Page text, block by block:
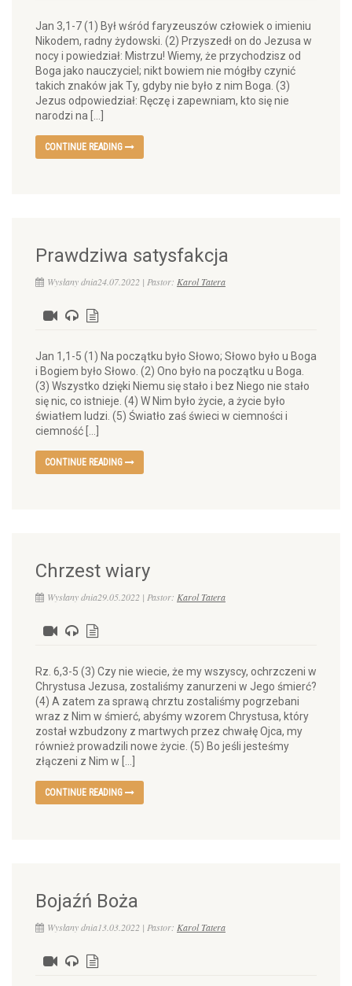
Jan 3,1-7 (1) Był wśród faryzeuszów człowiek o imieniu
Nikodem, radny żydowski. (2) Przyszedł on do Jezusa w
nocy i powiedział: Mistrzu! Wiemy, że przychodzisz od
Boga jako nauczyciel; nikt bowiem nie mógłby czynić
takich znaków jak Ty, gdyby nie było z nim Boga. (3)
Jezus odpowiedział: Ręczę i zapewniam, kto się nie
narodzi na […]
CONTINUE READING
Prawdziwa satysfakcja
Wysłany dnia24.07.2022 | Pastor: Karol Tatera
Jan 1,1-5 (1) Na początku było Słowo; Słowo było u Boga
i Bogiem było Słowo. (2) Ono było na początku u Boga.
(3) Wszystko dzięki Niemu się stało i bez Niego nie stało
się nic, co istnieje. (4) W Nim było życie, a życie było
światłem ludzi. (5) Światło zaś świeci w ciemności i
ciemność […]
CONTINUE READING
Chrzest wiary
Wysłany dnia29.05.2022 | Pastor: Karol Tatera
Rz. 6,3-5 (3) Czy nie wiecie, że my wszyscy, ochrzczeni w
Chrystusa Jezusa, zostaliśmy zanurzeni w Jego śmierć?
(4) A zatem za sprawą chrztu zostaliśmy pogrzebani
wraz z Nim w śmierć, abyśmy wzorem Chrystusa, który
został wzbudzony z martwych przez chwałę Ojca, my
również prowadzili nowe życie. (5) Bo jeśli jesteśmy
złączeni z Nim w […]
CONTINUE READING
Bojaźń Boża
Wysłany dnia13.03.2022 | Pastor: Karol Tatera